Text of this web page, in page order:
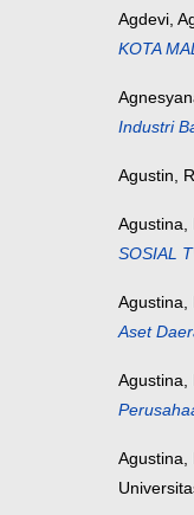
Agdevi,
KOTA
Industri
Agustin,
Agustina,
SOSIAL
Agustina,
Aset
Agustina,
Agustina,